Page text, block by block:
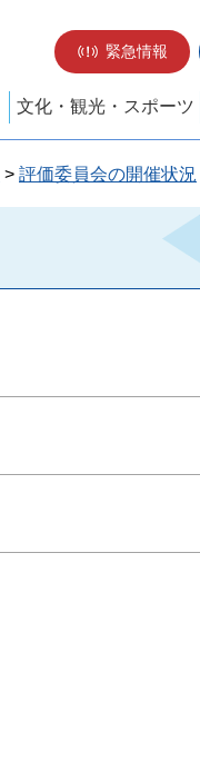
緊急情報
文化・観光・スポーツ
> 評価委員会の開催状況